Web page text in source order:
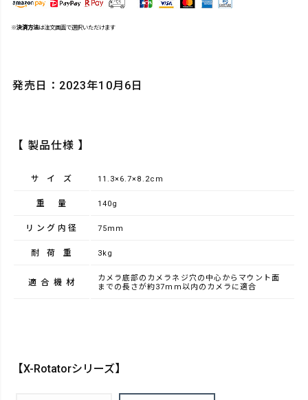
※決済方法は注文画面で選択いただけます
発売日：2023年10月6日
【 製品仕様 】
サイズ 11.3×6.7×8.2cm
重量 140g
リング内径 75ｍｍ
耐荷重 3kg
適合機材
カメラ底部のカメラネジ穴の中心からマウント面
までの長さが約37mm以内のカメラに適合
【X-Rotatorシリーズ】